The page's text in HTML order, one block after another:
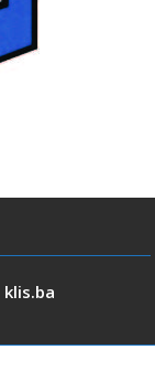
klis.ba